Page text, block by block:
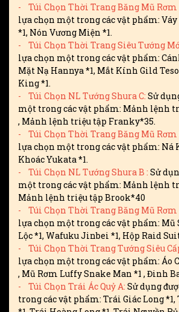
- Túi Chọn Thời Trang Băng Mũ Rơm
lựa chọn một trong các vật phẩm: Váy
*1, Nón Vương Miện *1.
- Túi Chọn Thời Trang Siêu Tướng
lựa chọn một trong các vật phẩm:
Mặt Nạ Hannya *1, Mắt Kính Gild
King *1.
- Túi Chọn NL Tướng Shura C: Sử
một trong các vật phẩm: Mảnh lệnh
, Mảnh lệnh triệu tập Franky*35.
- Túi Chọn Thời Trang Băng Mũ Rơm
lựa chọn một trong các vật phẩm: Ná
Khoác Yukata *1.
- Túi Chọn NL Tướng Shura B : Sử
một trong các vật phẩm: Mảnh lệnh
Mảnh lệnh triệu tập Brook*40
- Túi Chọn Thời Trang Băng Mũ Rơm
lựa chọn một trong các vật phẩm: Mũ
Lộc *1, Wafuku Jinbei *1, Hộp Raid
- Túi Chọn Thời Trang Tướng Siêu
lựa chọn một trong các vật phẩm: Áo
, Mũ Rơm Luffy Snake Man *1 , Đinh
- Túi Chọn Trái Ác Quỷ A: Sử dụng
trong các vật phẩm: Trái Giác Long